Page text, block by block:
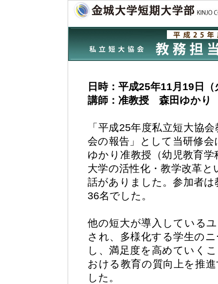
日時：平成25年11月19日（
講師：准教授 森田ゆかり
「平成25年度私立短大協
会の報告」として当研修会
ゆかり准教授（幼児教育学
大学の活性化・教学改革と
話がありました。参加者は
36名でした。
他の短大が導入している
され、多様化する学生の
し、満足度を高めていく
おける教育の質向上を推
した。